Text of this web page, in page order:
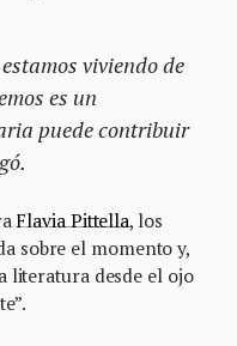
viviendo de
es un
puede contribuir
Flavia Pittella, los
sobre el momento y,
literatura desde el ojo